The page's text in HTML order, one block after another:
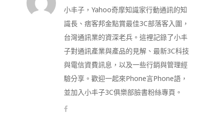
小丰子，Yahoo奇摩知識家行動通訊的知
識長、痞客邦金點賞最佳3C部落客入圍，
台灣通訊業的資深老兵。這裡記錄了小丰
子對通訊產業與產品的見解、最新3C科技
與電信資費訊息，以及一些行銷與管理經
驗分享。歡迎一起來Phone言Phone語，
並加入小丰子3C俱樂部臉書粉絲專頁。